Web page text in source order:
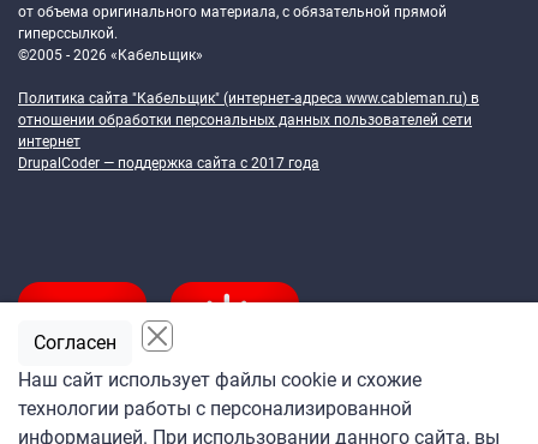
от объема оригинального материала, с обязательной прямой
гиперссылкой.
©2005 - 2026 «Кабельщик»
Политика сайта "Кабельщик" (интернет-адреса www.cableman.ru) в
отношении обработки персональных данных пользователей сети
интернет
DrupalCoder — поддержка сайта c 2017 года
Подпишитесь
Наш сайт использует файлы cookie и схожие
технологии работы с персонализированной
информацией. При использовании данного сайта, вы
Согласен